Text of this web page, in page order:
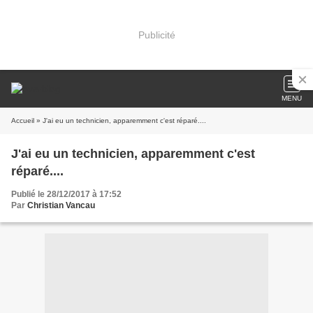
Publicité
MENU
Accueil » J'ai eu un technicien, apparemment c'est réparé....
J'ai eu un technicien, apparemment c'est
réparé....
Publié le 28/12/2017 à 17:52
Par Christian Vancau